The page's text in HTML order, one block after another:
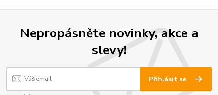
Nepropásněte novinky, akce a
slevy!
Přihlásit se